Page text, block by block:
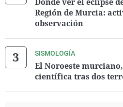
Región de Murcia:
observación
SISMOLOGÍA
El Noroeste
científica tras dos